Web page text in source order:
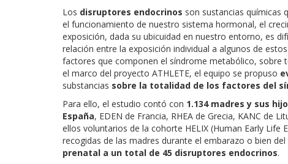
Los disruptores endocrinos son sustancias químicas
el funcionamiento de nuestro sistema hormonal, el
exposición, dada su ubicuidad en nuestro entorno, es
relación entre la exposición individual a algunos de
factores que componen el síndrome metabólico, sobre
el marco del proyecto ATHLETE, el equipo se propuso
substancias sobre la totalidad de los factores del
Para ello, el estudio contó con 1.134 madres y sus
España, EDEN de Francia, RHEA de Grecia, KANC de
ellos voluntarios de la cohorte HELIX (Human Early Life
recogidas de las madres durante el embarazo o bien
prenatal a un total de 45 disruptores endocrinos.